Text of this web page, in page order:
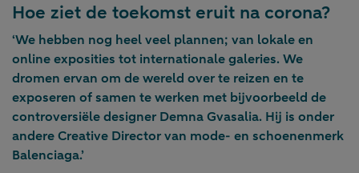
Hoe ziet de toekomst eruit na corona?
‘We hebben nog heel veel plannen; van lokale en
online exposities tot internationale galeries. We
dromen ervan om de wereld over te reizen en te
exposeren of samen te werken met bijvoorbeeld de
controversiële designer Demna Gvasalia. Hij is onder
andere Creative Director van mode- en schoenenmerk
Balenciaga.’